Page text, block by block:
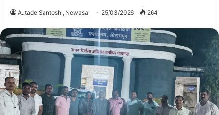
Autade Santosh , Newasa 25/03/2026 264